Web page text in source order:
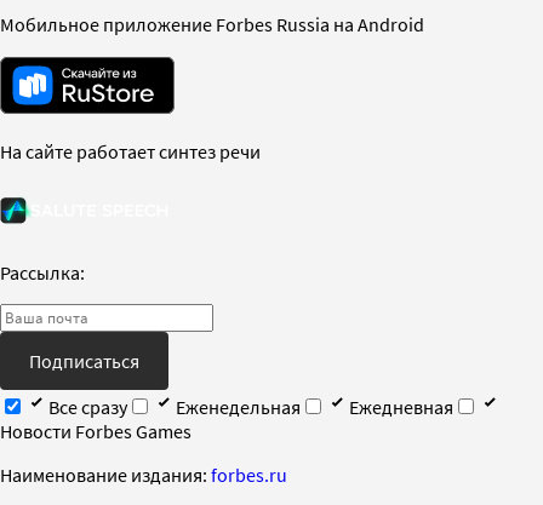
Мобильное приложение Forbes Russia на Android
На сайте работает синтез речи
Рассылка:
Подписаться
Все сразу
Еженедельная
Ежедневная
Новости Forbes Games
Наименование издания: forbes.ru